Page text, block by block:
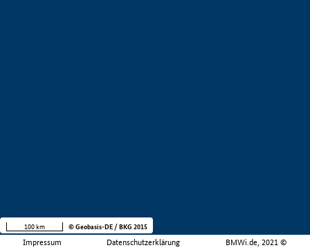
Impressum Datenschutzerklärung BMWi.de, 2021 ©
100 km © Geobasis-DE / BKG 2015